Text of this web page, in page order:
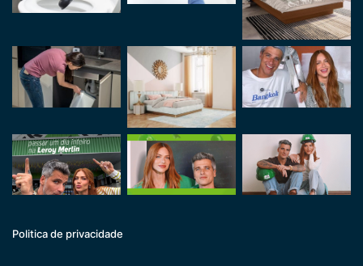
Politica de privacidade